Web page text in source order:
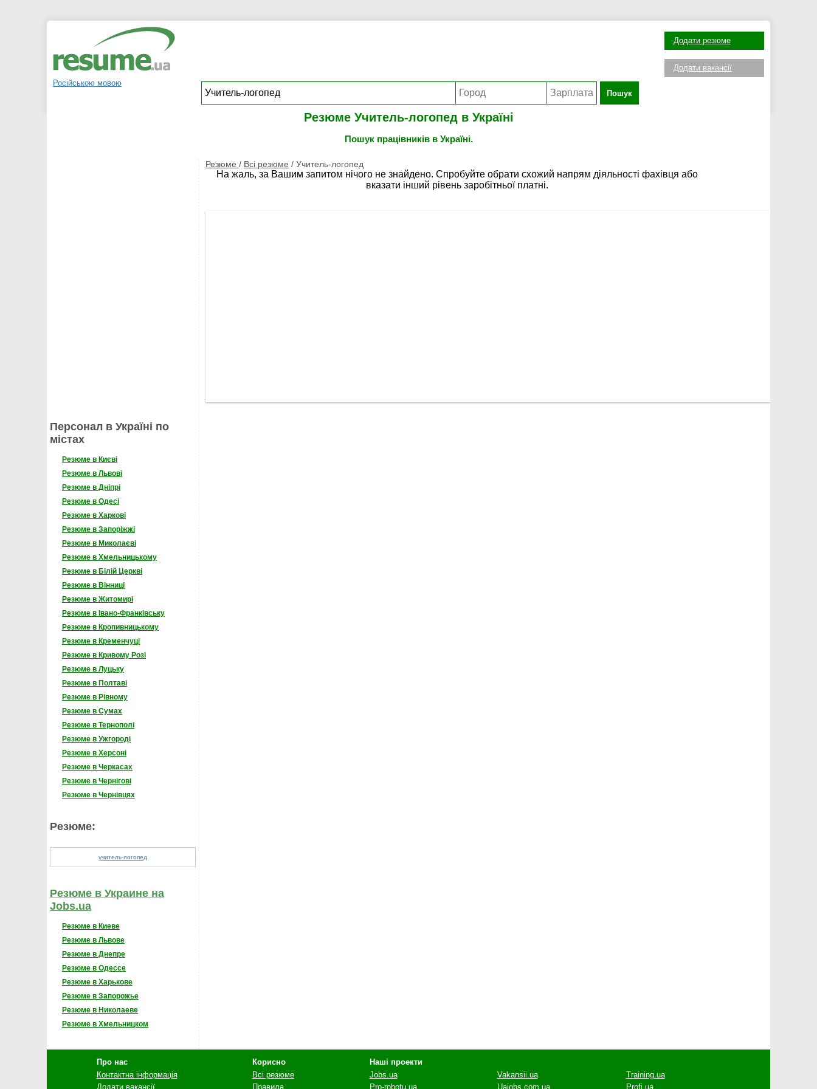
Російською мовою
Пошук
Додати резюме
Додати вакансії
Резюме Учитель-логопед в Україні
Пошук працівників в Україні.
Персонал в Україні по
містах
Резюме в Києві
Резюме в Львові
Резюме в Дніпрі
Резюме в Одесі
Резюме в Харкові
Резюме в Запоріжжі
Резюме в Миколаєві
Резюме в Хмельницькому
Резюме в Білій Церкві
Резюме в Вінниці
Резюме в Житомирі
Резюме в Івано-Франківську
Резюме в Кропивницькому
Резюме в Кременчуці
Резюме в Кривому Розі
Резюме в Луцьку
Резюме в Полтаві
Резюме в Рівному
Резюме в Сумах
Резюме в Тернополі
Резюме в Ужгороді
Резюме в Херсоні
Резюме в Черкасах
Резюме в Чернігові
Резюме в Чернівцях
Резюме:
учитель-логопед
Резюме в Украине на
Jobs.ua
Резюме в Киеве
Резюме в Львове
Резюме в Днепре
Резюме в Одессе
Резюме в Харькове
Резюме в Запорожье
Резюме в Николаеве
Резюме в Хмельницком
Резюме / Всі резюме / Учитель-логопед
На жаль, за Вашим запитом нічого не знайдено. Спробуйте обрати схожий напрям діяльності фахівця або
вказати інший рівень заробітньої платні.
Про нас
Контактна інформація
Додати вакансії
Корисно
Всі резюме
Правила
Наші проекти
Jobs.ua
Pro-robotu.ua
Vakansii.ua
Uajobs.com.ua
Training.ua
Profi.ua